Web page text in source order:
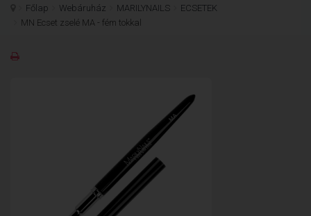
Főlap Webáruház MARILYNAILS
ECSETEK
MN Ecset zselé MA - fém tokkal